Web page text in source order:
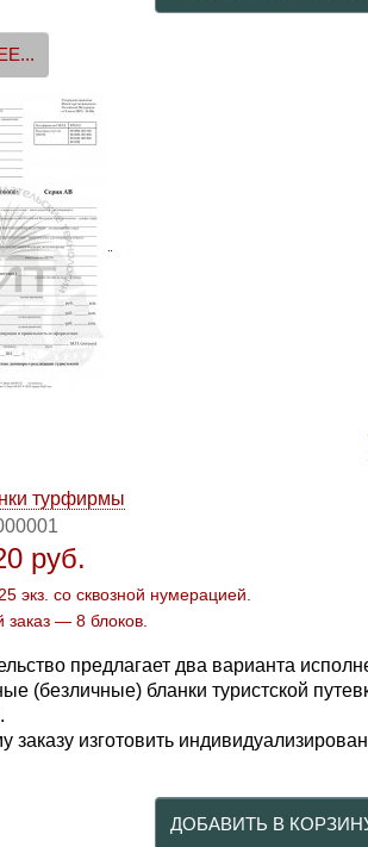
турфирмы
руб.
экз. со сквозной нумерацией.
— 8 блоков.
предлагает два варианта
(безличные) бланки туристской
заказу изготовить